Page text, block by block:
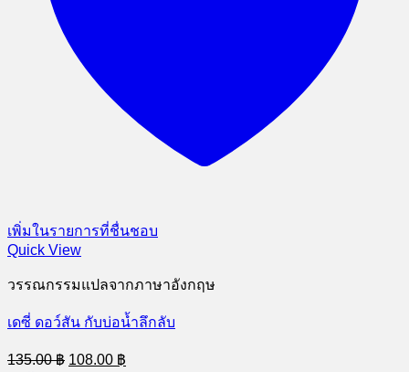
เพิ่มในรายการที่ชื่นชอบ
Quick View
วรรณกรรมแปลจากภาษาอังกฤษ
เดซี่ ดอว์สัน กับบ่อน้ำลึกลับ
135.00฿ Original
108.00 ฿